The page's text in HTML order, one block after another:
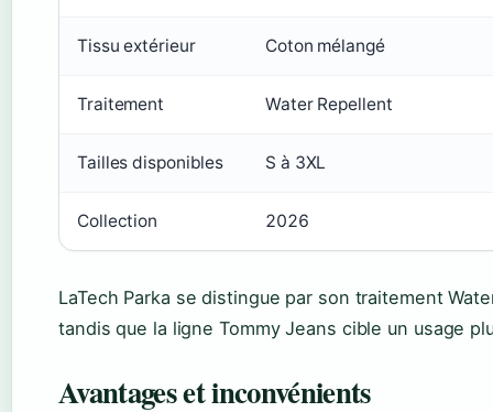
Tissu extérieur Coton mélangé
Traitement Water Repellent
Tailles disponibles S à 3XL
Collection 2026
LaTech Parka se distingue par son traitement
tandis que la ligne Tommy Jeans cible un usage
Avantages et inconvénients